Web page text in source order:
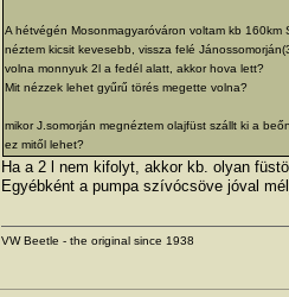
A hétvégén Mosonmagyaróváron voltam kb
néztem kicsit kevesebb, vissza felé
volna monnyuk 2l a fedél alatt, akkor hova lett?
Mit nézzek lehet gyűrű törés megette volna?
mikor J.somorján megnéztem olajfüst szállt ki a
ez mitől lehet?
Ha a 2 l nem kifolyt, akkor kb. olyan
Egyébként a pumpa szívócsöve jóval
VW Beetle - the original since 1938